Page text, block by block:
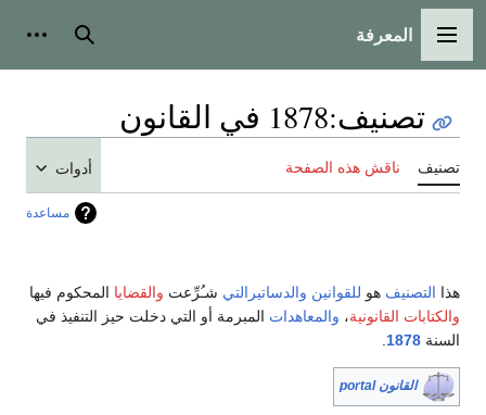
القائمة الرئيسية
المعرفة بحث
تصنيف:1878 في القانون
تصنيف ناقش هذه الصفحة أدوات
مساعدة
هذا التصنيف هو للقوانين والدساتيرالتي شـُرِّعت والقضايا المحكوم فيها
والكتابات القانونية، والمعاهدات المبرمة أو التي دخلت حيز التنفيذ في
السنة 1878
القانون portal